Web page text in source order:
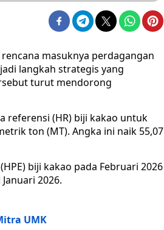
rencana masuknya perdagangan
langkah strategis yang
turut mendorong
referensi (HR) biji kakao untuk
ton (MT). Angka ini naik 55,07
biji kakao pada Februari 2026
2026.
UMK